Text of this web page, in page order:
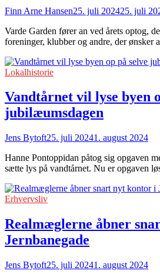
Finn Arne Hansen25. juli 202425. juli
Varde Garden fører an ved årets optog,
foreninger, klubber og andre, der ønsker
Lokalhistorie
Vandtårnet vil lyse byen
jubilæumsdagen
Jens Bytoft25. juli 20241. august 2024
Hanne Pontoppidan påtog sig opgaven
sætte lys på vandtårnet. Nu er opgaven
Erhvervsliv
Realmæglerne åbner
Jernbanegade
Jens Bytoft25. juli 20241. august 2024